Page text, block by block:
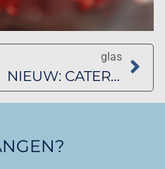
glas
NIEUW: CATERPILLARS